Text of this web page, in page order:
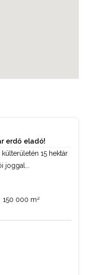
erdő eladó!
15 hektár
joggal...
150 000 m2
Tipus:
44